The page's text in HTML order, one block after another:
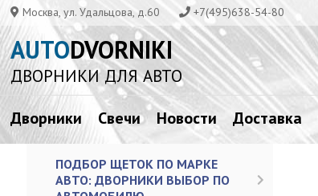
Москва, ул. Удальцова, д.60 +7(495)638-54-80
AUTODVORNIKI
ДВОРНИКИ ДЛЯ АВТО
Дворники Свечи Новости Доставка
ПОДБОР ЩЕТОК ПО МАРКЕ
АВТО: ДВОРНИКИ ВЫБОР ПО